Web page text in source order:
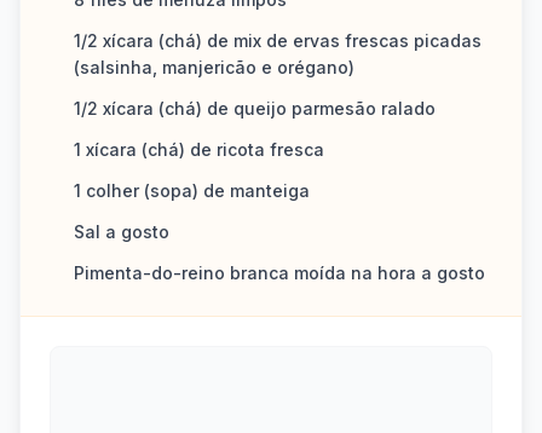
1/2 xícara (chá) de mix de ervas frescas picadas
(salsinha, manjericão e orégano)
1/2 xícara (chá) de queijo parmesão ralado
1 xícara (chá) de ricota fresca
1 colher (sopa) de manteiga
Sal a gosto
Pimenta-do-reino branca moída na hora a gosto